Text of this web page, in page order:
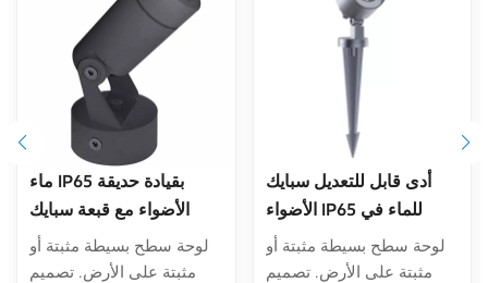
ماء IP65 بقيادة حديقة
الأضواء مع قبعة سبايك
المضادة للوهج وقرص
العسل
لوحة سطح بسيطة مثبتة أو
مثبتة على الأرض. تصميم
أدى قابل للتعديل سبايك
الأضواء IP65 للماء في
الهواء الطلق المناظر
الطبيعية حديقة مصباح
لوحة سطح بسيطة مثبتة أو
مثبتة على الأرض. تصميم